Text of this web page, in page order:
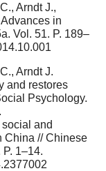
Arndt J.,
in
Vol. 51. P. 189–
Arndt J.
and restores
Psychology.
and
China // Chinese
1–14.